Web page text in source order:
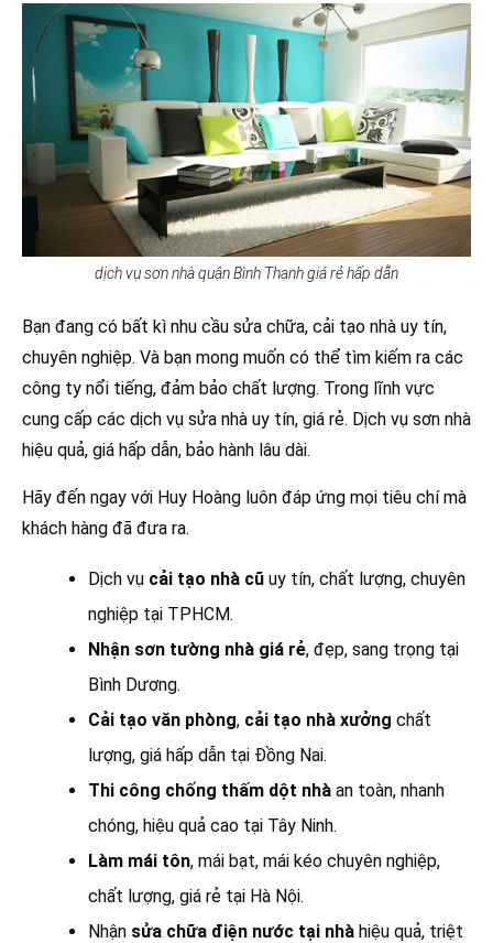
dịch vụ sơn nhà quận Bình Thạnh giá rẻ hấp dẫn
Bạn đang có bất kì nhu cầu sửa chữa, cải tạo nhà uy tín,
chuyên nghiệp. Và bạn mong muốn có thể tìm kiếm ra các
công ty nổi tiếng, đảm bảo chất lượng. Trong lĩnh vực
cung cấp các dịch vụ sửa nhà uy tín, giá rẻ. Dịch vụ sơn nhà
hiệu quả, giá hấp dẫn, bảo hành lâu dài.
Hãy đến ngay với Huy Hoàng luôn đáp ứng mọi tiêu chí mà
khách hàng đã đưa ra.
Dịch vụ cải tạo nhà cũ uy tín, chất lượng, chuyên
nghiệp tại TPHCM.
Nhận sơn tường nhà giá rẻ, đẹp, sang trọng tại
Bình Dương.
Cải tạo văn phòng, cải tạo nhà xưởng chất
lượng, giá hấp dẫn tại Đồng Nai.
Thi công chống thấm dột nhà an toàn, nhanh
chóng, hiệu quả cao tại Tây Ninh.
Làm mái tôn, mái bạt, mái kéo chuyên nghiệp,
chất lượng, giá rẻ tại Hà Nội.
Nhận sửa chữa điện nước tại nhà hiệu quả, triệt